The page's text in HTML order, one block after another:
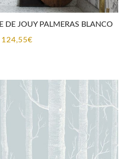
DE JOUY PALMERAS BLANCO
124,55€